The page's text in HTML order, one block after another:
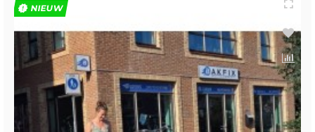
NIEUW